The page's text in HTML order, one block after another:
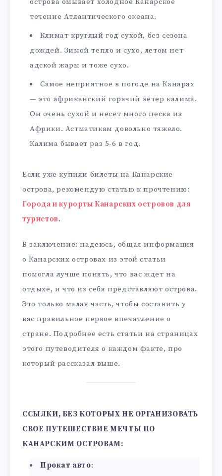
острова омывает холодное Канарское
течение Атлантического океана.
Климат круглый год сухой, без сезона
дождей. Зимой тепло и сухо, летом нет
адской жары и тоже сухо.
Самое неприятное в погоде на Канарах
— это африканский горячий ветер калима.
Он очень сухой и несет много песка из
Африки. Астматикам довольно тяжело.
Калима бывает раз 5-6 в год.
Если уже купили билеты на Канарские
острова, рекомендую статью к прочтению:
Города и курорты Канарских островов для
туристов.
В заключение: надеюсь, общая информация
о Канарских островах из этой статьи
помогла лучше понять, что вас ждет на
отдыхе, и что из себя представляют острова.
Это только малая часть, чтобы составить у
вас правильное первое впечатление о
стране. Подробнее есть статьи на страницах
этого путеводителя о каждом факте, про
который рассказал выше.
ССЫЛКИ, БЕЗ КОТОРЫХ НЕ ОРГАНИЗОВАТЬ
СВОЕ ПУТЕШЕСТВИЕ МЕЧТЫ ПО
КАНАРСКИМ ОСТРОВАМ:
Прокат авто: